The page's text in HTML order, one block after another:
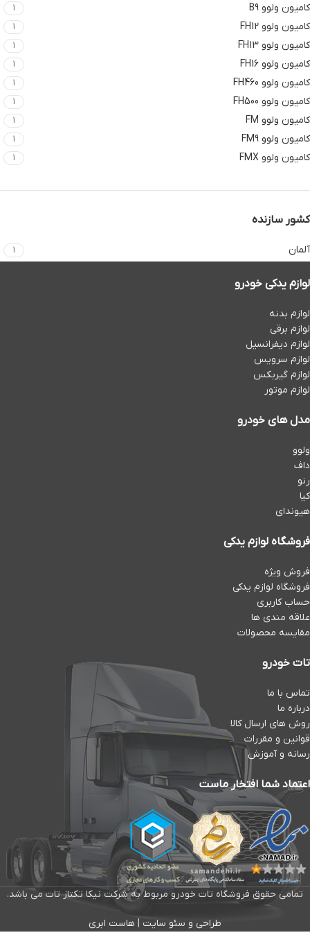
کامیون ولوو B9 1
کامیون ولوو FH12 1
کامیون ولوو FH13 1
کامیون ولوو FH16 1
کامیون ولوو FH460 1
کامیون ولوو FH500 1
کامیون ولوو FM 1
کامیون ولوو FM9 1
کامیون ولوو FMX 1
کشور سازنده
آلمان 1
لوازم یدکی خودرو
لوازم بدنه
لوازم برقی
لوازم دیفرانسیل
لوازم سرویس
لوازم گیربکس
لوازم موتور
مدل های خودرو
ولوو
داف
رنو
کیا
هیوندای
فروشگاه لوازم یدکی
فروش ویژه
فروشگاه لوازم یدکی
حساب کاربری
علاقه مندی ها
مقایسه محصولات
تات خودرو
تماس با ما
درباره ما
روش های ارسال کالا
قوانین و مقررات
رسانه و آموزش
اعتماد شما افتخار ماست
تمامی حقوق فروشگاه تات خودرو مربوط به شرکت نیکا تکتاز تات می باشد.
طراحی و سئو سایت هاست ابری